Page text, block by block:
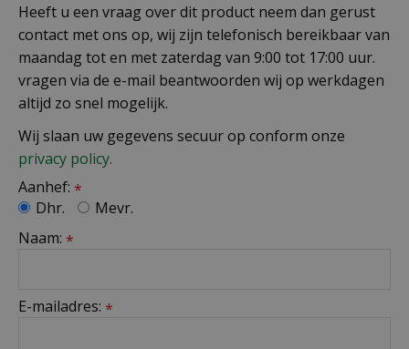
Heeft u een vraag over dit product neem dan gerust
contact met ons op, wij zijn telefonisch bereikbaar van
maandag tot en met zaterdag van 9:00 tot 17:00 uur.
vragen via de e-mail beantwoorden wij op werkdagen
altijd zo snel mogelijk.
Wij slaan uw gegevens secuur op conform onze
privacy policy.
Aanhef: *
Dhr.
Mevr.
Naam: *
E-mailadres: *